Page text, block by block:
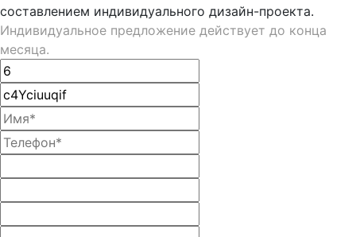
составлением индивидуального дизайн-проекта.
Индивидуальное предложение действует до конца
месяца.